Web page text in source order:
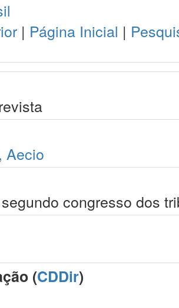
| Página Inicial |
Aecio
congresso dos
(CDDir)